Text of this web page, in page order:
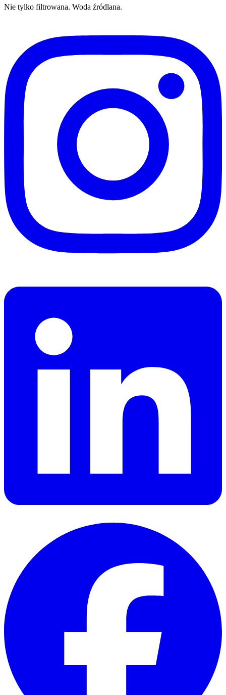
Nie tylko filtrowana. Woda źródlana.